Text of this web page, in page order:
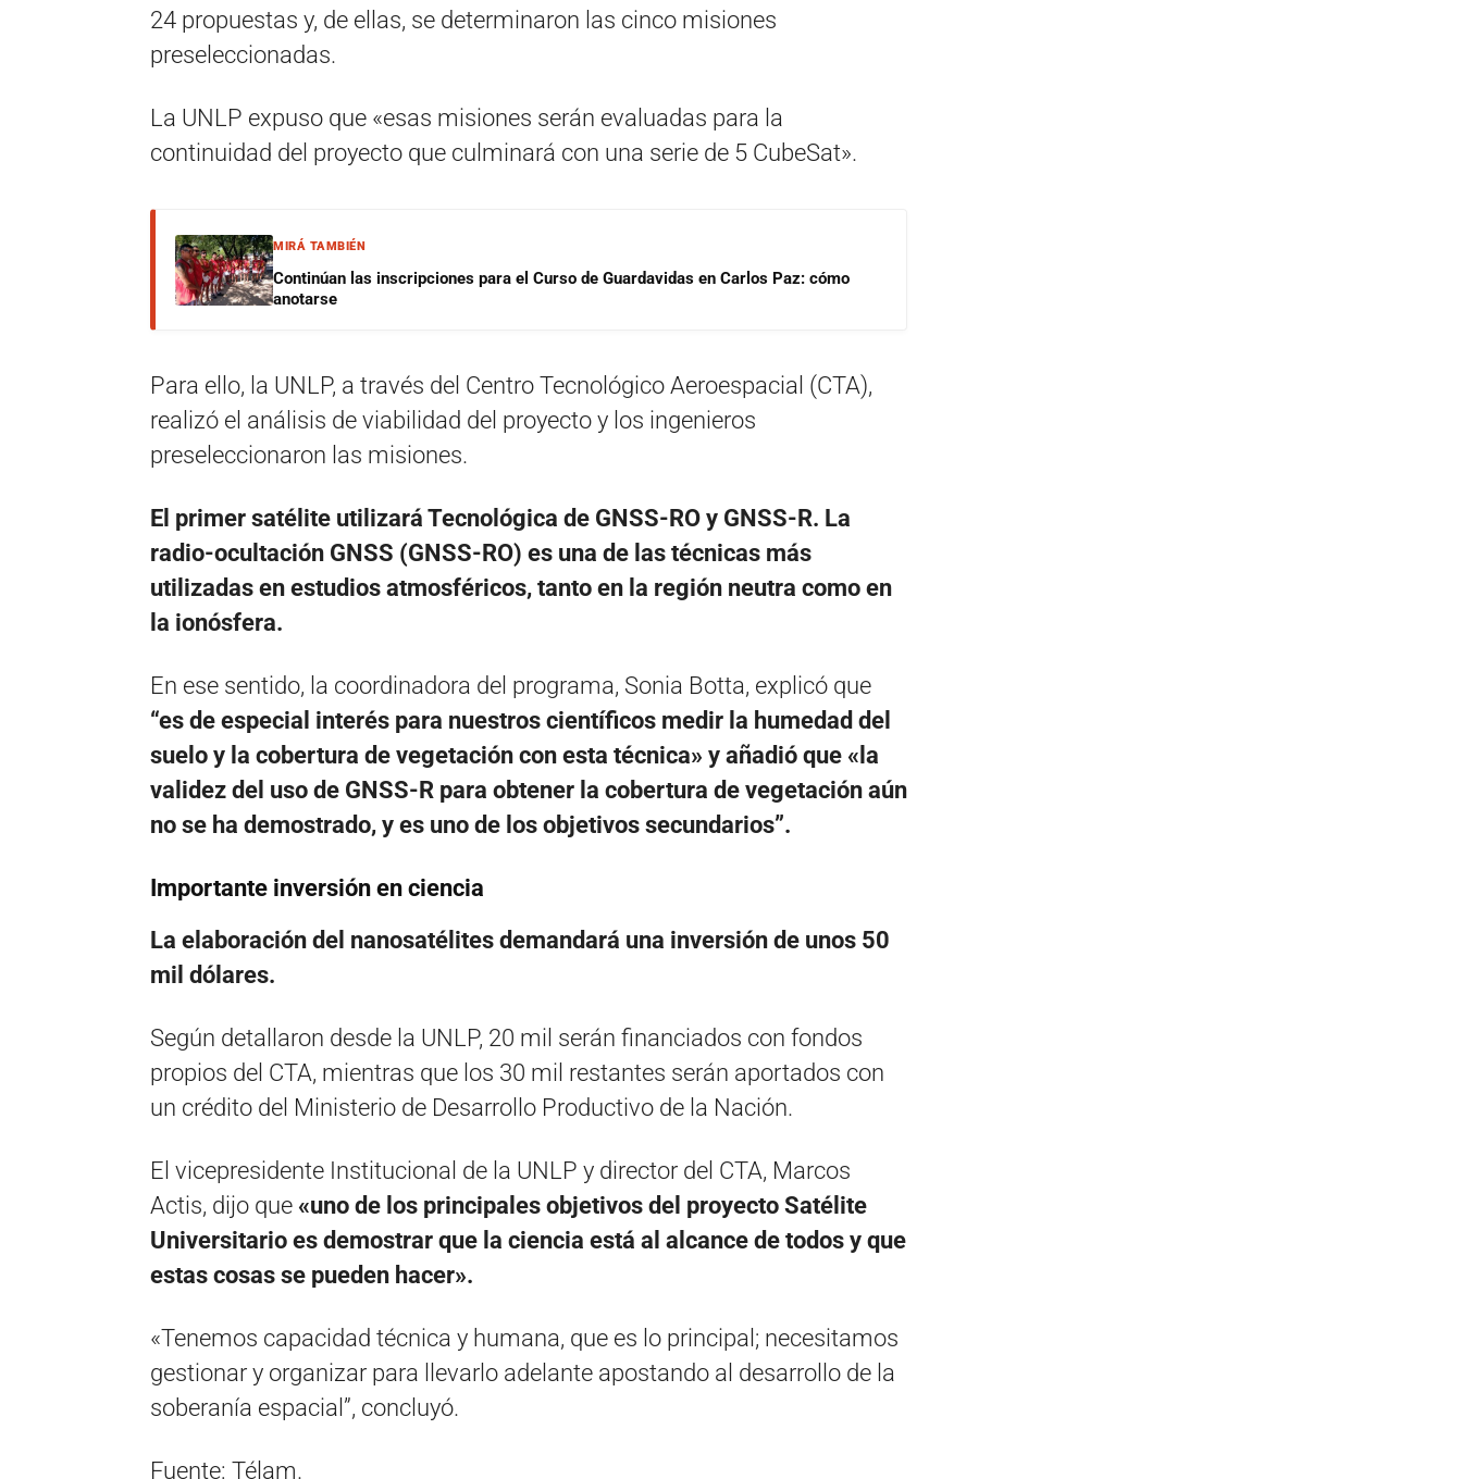
24 propuestas y, de ellas, se determinaron las cinco misiones
preseleccionadas.
La UNLP expuso que «esas misiones serán evaluadas para la
continuidad del proyecto que culminará con una serie de 5 CubeSat».
MIRÁ TAMBIÉN
Continúan las inscripciones para el Curso de Guardavidas en Carlos Paz: cómo
anotarse
Para ello, la UNLP, a través del Centro Tecnológico Aeroespacial (CTA),
realizó el análisis de viabilidad del proyecto y los ingenieros
preseleccionaron las misiones.
El primer satélite utilizará Tecnológica de GNSS-RO y GNSS-R. La
radio-ocultación GNSS (GNSS-RO) es una de las técnicas más
utilizadas en estudios atmosféricos, tanto en la región neutra como en
la ionósfera.
En ese sentido, la coordinadora del programa, Sonia Botta, explicó que
“es de especial interés para nuestros científicos medir la humedad del
suelo y la cobertura de vegetación con esta técnica» y añadió que «la
validez del uso de GNSS-R para obtener la cobertura de vegetación aún
no se ha demostrado, y es uno de los objetivos secundarios”.
Importante inversión en ciencia
La elaboración del nanosatélites demandará una inversión de unos 50
mil dólares.
Según detallaron desde la UNLP, 20 mil serán financiados con fondos
propios del CTA, mientras que los 30 mil restantes serán aportados con
un crédito del Ministerio de Desarrollo Productivo de la Nación.
El vicepresidente Institucional de la UNLP y director del CTA, Marcos
Actis, dijo que «uno de los principales objetivos del proyecto Satélite
Universitario es demostrar que la ciencia está al alcance de todos y que
estas cosas se pueden hacer».
«Tenemos capacidad técnica y humana, que es lo principal; necesitamos
gestionar y organizar para llevarlo adelante apostando al desarrollo de la
soberanía espacial”, concluyó.
Fuente: Télam.